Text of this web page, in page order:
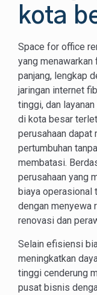
kota
Space for office
yang
panjang, lengkap
jaringan internet
tinggi, dan
di kota besar
perusahaan dapat
pertumbuhan
membatasi.
perusahaan yang
biaya operasional
dengan menyewa
renovasi dan
Selain efisiensi
meningkatkan
tinggi cenderung
pusat bisnis